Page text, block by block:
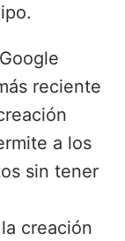
reciente
a los
sin tener
creación